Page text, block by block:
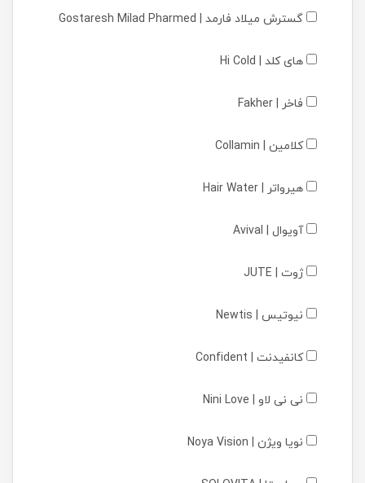
گسترش میلاد فارمد | Gostaresh Milad Pharmed
های کلد | Hi Cold
فاخر | Fakher
کلامین | Collamin
هیرواتر | Hair Water
آویوال | Avival
ژوت | JUTE
نیوتیس | Newtis
کانفیدنت | Confident
نی نی لاو | Nini Love
نویا ویژن | Noya Vision